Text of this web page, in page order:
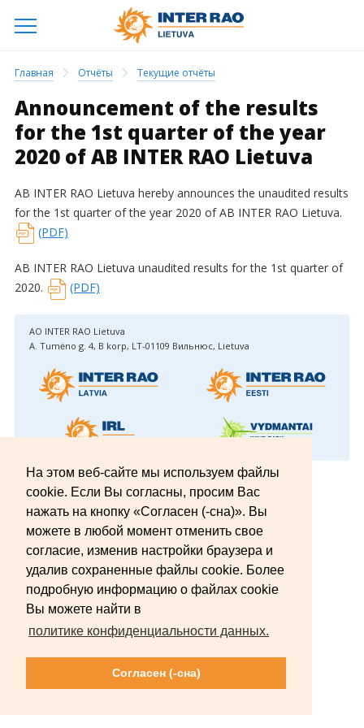
На этом веб-сайте мы используем файлы
cookie. Если Вы согласны, просим Вас
нажать на кнопку «Согласен (-сна)». Вы
можете в любой момент отменить свое
согласие, изменив настройки браузера и
удалив сохраненные файлы cookie. Более
подробную информацию о файлах cookie
Вы можете найти в
политике конфиденциальности данных.
Согласен (-сна)
Главная Отчёты Текущие отчёты
Announcement of the results
for the 1st quarter of the year
2020 of AB INTER RAO Lietuva
AB INTER RAO Lietuva hereby announces the unaudited results
for the 1st quarter of the year 2020 of AB INTER RAO Lietuva.
(PDF)
AB INTER RAO Lietuva unaudited results for the 1st quarter of
2020.
(PDF)
АО INTER RAO Lietuva
A. Tumėno g. 4, B korp, LT-01109 Вильнюс, Lietuva
© 2012–2026 АО INTER RAO Lietuva.
Все права защищены.